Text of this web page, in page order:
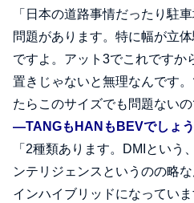
「日本の道路事情だったり駐
問題があります。特に幅が立
ですよ。アット3でこれですか
置きじゃないと無理なんです
たらこのサイズでも問題ないの
―TANGもHANもBEVでしょ
「2種類あります。DMIという
ンテリジェンスというのの略
インハイブリッドになってい